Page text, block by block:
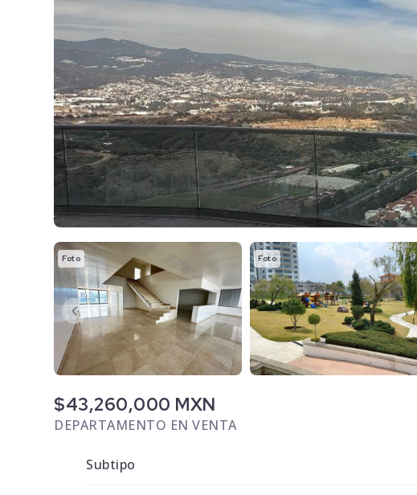
Foto Foto
$43,260,000 MXN
DEPARTAMENTO EN VENTA
Subtipo